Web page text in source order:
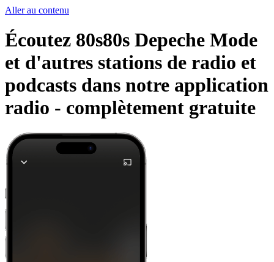
Aller au contenu
Écoutez 80s80s Depeche Mode
et d'autres stations de radio et
podcasts dans notre application
radio - complètement gratuite